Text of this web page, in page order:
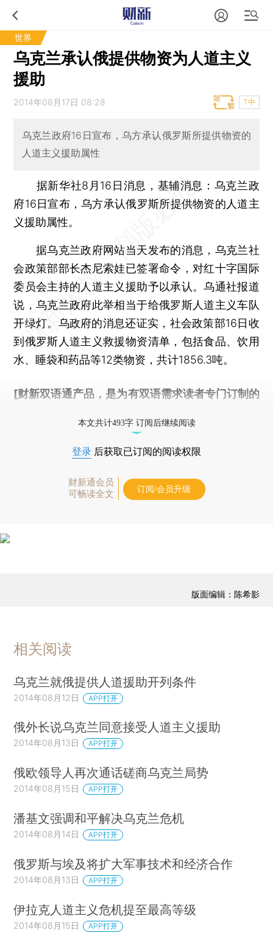
世界
乌克兰承认俄提供物资为人道主义
援助
2014年08月17日 08:28 T中
乌克兰政府16日宣布，乌方承认俄罗斯所提供物资的
人道主义援助属性
据新华社8月16日消息，基辅消息：乌克兰政
府16日宣布，乌方承认俄罗斯所提供物资的人道主
义援助属性。
据乌克兰政府网站当天发布的消息，乌克兰社
会政策部部长杰尼索娃已签署命令，对红十字国际
委员会主持的人道主义援助予以承认。乌通社报道
说，乌克兰政府此举相当于给俄罗斯人道主义车队
开绿灯。乌政府的消息还证实，社会政策部16日收
到俄罗斯人道主义救援物资清单，包括食品、饮用
水、睡袋和药品等12类物资，共计1856.3吨。
[财新双语通产品，是为有双语需求读者专门订制的
本文共计493字 订阅后继续阅读
登录 后获取已订阅的阅读权限
财新通会员
可畅读全文
订阅/会员升级
版面编辑：陈希影
相关阅读
乌克兰就俄提供人道援助开列条件
2014年08月12日 APP打开
俄外长说乌克兰同意接受人道主义援助
2014年08月13日 APP打开
俄欧领导人再次通话磋商乌克兰局势
2014年08月15日 APP打开
潘基文强调和平解决乌克兰危机
2014年08月14日 APP打开
俄罗斯与埃及将扩大军事技术和经济合作
2014年08月13日 APP打开
伊拉克人道主义危机提至最高等级
2014年08月15日 APP打开